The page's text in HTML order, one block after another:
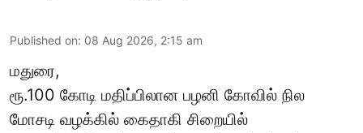
Published on: 08 Aug 2026, 2:15 am
மதுரை,
ரூ.100 கோடி மதிப்பிலான பழனி கோவில் நில
மோசடி வழக்கில் கைதாகி சிறையில்